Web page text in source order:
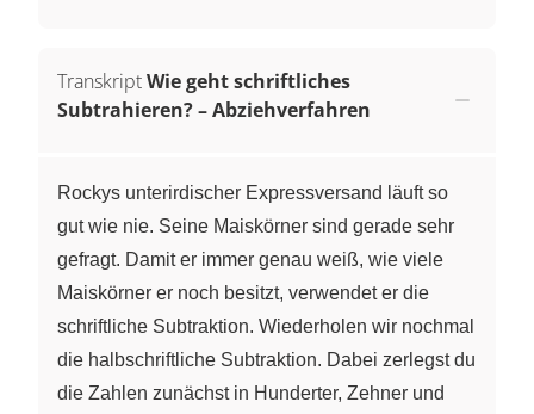
TranskriptWie geht schriftliches
Subtrahieren? – Abziehverfahren
Rockys unterirdischer Expressversand läuft so
gut wie nie. Seine Maiskörner sind gerade sehr
gefragt. Damit er immer genau weiß, wie viele
Maiskörner er noch besitzt, verwendet er die
schriftliche Subtraktion. Wiederholen wir nochmal
die halbschriftliche Subtraktion. Dabei zerlegst du
die Zahlen zunächst in Hunderter, Zehner und